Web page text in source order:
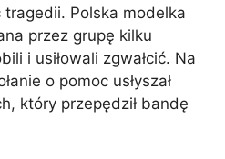
tragedii. Polska modelka
przez grupę kilku
i usiłowali zgwałcić. Na
o pomoc usłyszał
który przepędził bandę